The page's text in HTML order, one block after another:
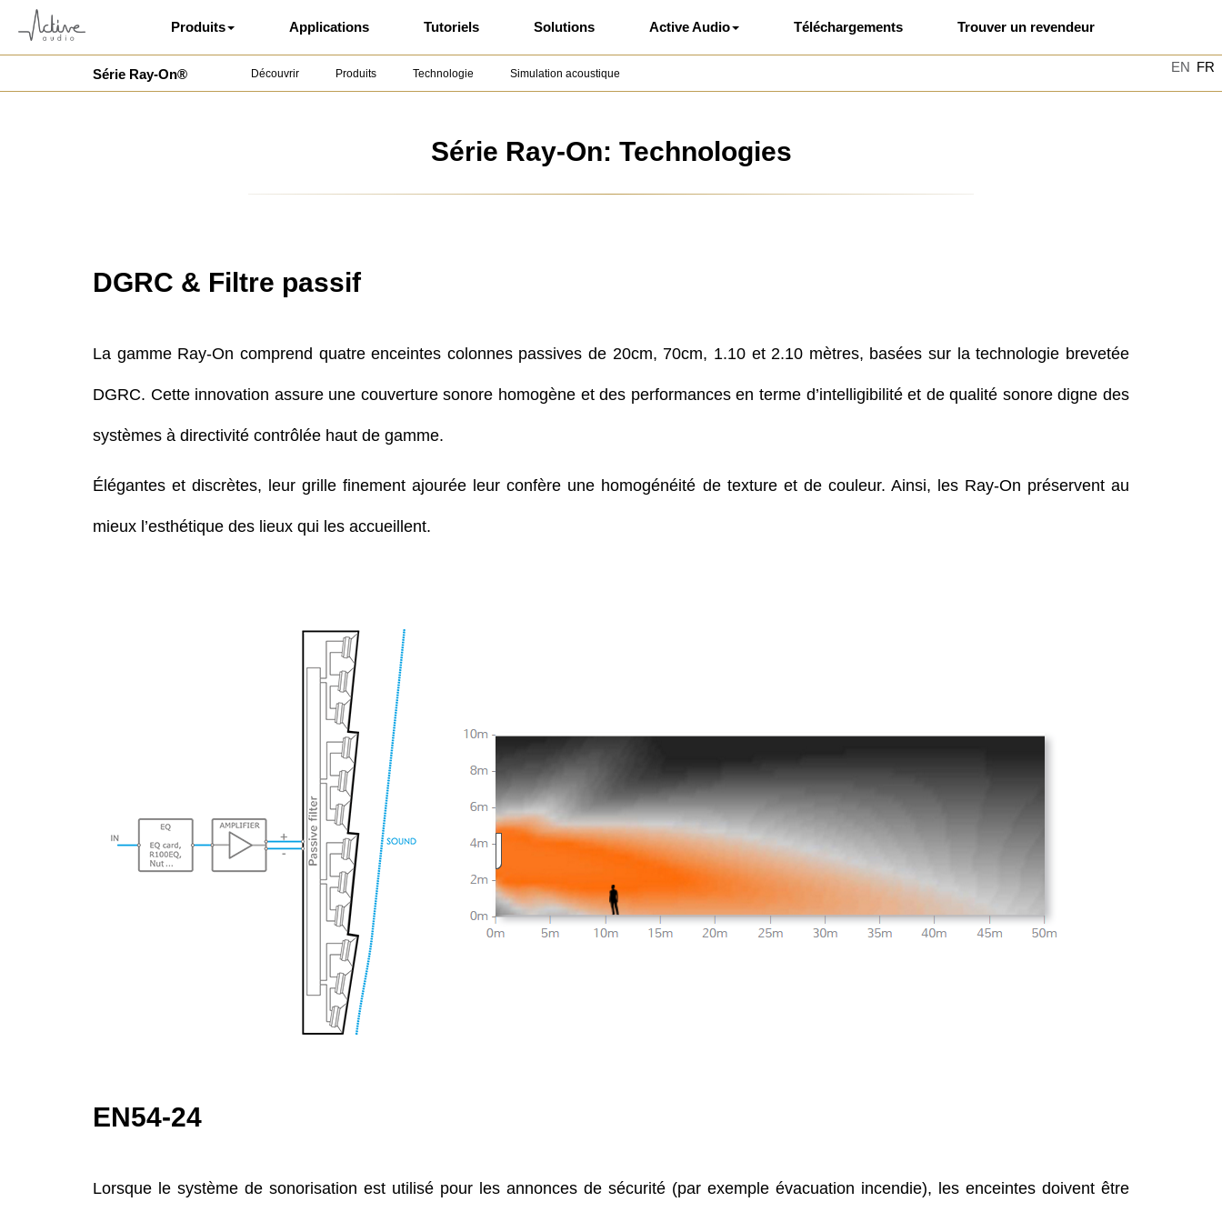
Produits Applications Tutoriels Solutions Active Audio Téléchargements Trouver un revendeur
EN FR
Série Ray-On® Découvrir Produits Technologie Simulation acoustique
Série Ray-On: Technologies
DGRC & Filtre passif
La gamme Ray-On comprend quatre enceintes colonnes passives de 20cm, 70cm, 1.10 et 2.10 mètres, basées sur la technologie brevetée
DGRC. Cette innovation assure une couverture sonore homogène et des performances en terme d’intelligibilité et de qualité sonore digne des
systèmes à directivité contrôlée haut de gamme.
Élégantes et discrètes, leur grille finement ajourée leur confère une homogénéité de texture et de couleur. Ainsi, les Ray-On préservent au
mieux l’esthétique des lieux qui les accueillent.
EN54-24
Lorsque le système de sonorisation est utilisé pour les annonces de sécurité (par exemple évacuation incendie), les enceintes doivent être